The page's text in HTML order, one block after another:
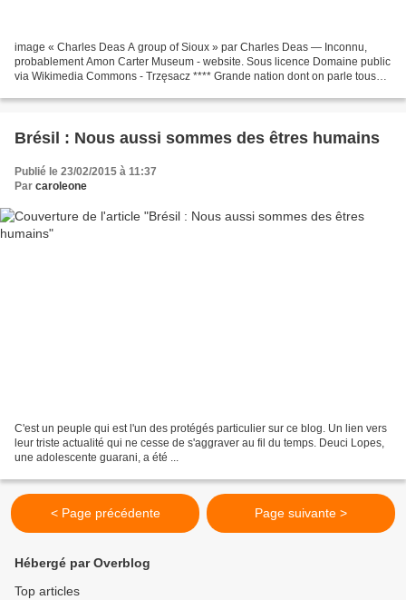
image « Charles Deas A group of Sioux » par Charles Deas — Inconnu,
probablement Amon Carter Museum - website. Sous licence Domaine public
via Wikimedia Commons - Trzęsacz **** Grande nation dont on parle tous
Brésil : Nous aussi sommes des êtres humains
Publié le 23/02/2015 à 11:37
Par caroleone
C'est un peuple qui est l'un des protégés particulier sur ce blog. Un lien vers
leur triste actualité qui ne cesse de s'aggraver au fil du temps. Deuci Lopes,
une adolescente guarani, a été ...
< Page précédente Page suivante >
Hébergé par Overblog
Top articles